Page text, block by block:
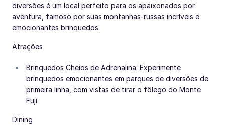
diversões é um local perfeito para os apaixonados por
aventura, famoso por suas montanhas-russas incríveis e
emocionantes brinquedos.
Atrações
Brinquedos Cheios de Adrenalina: Experimente
brinquedos emocionantes em parques de diversões de
primeira linha, com vistas de tirar o fôlego do Monte
Fuji.
Dining